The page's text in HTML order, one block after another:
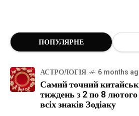
ПОПУЛЯРНЕ
АСТРОЛОГІЯ 6 months
Самий точний
тиждень з 2 по 8
всіх знаків Зодіаку